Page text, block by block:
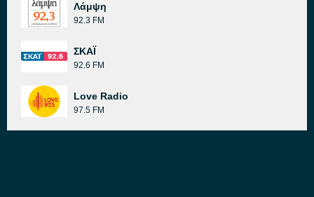
Λάμψη
92.3 FM
ΣΚΑΪ
92.6 FM
Love Radio
97.5 FM